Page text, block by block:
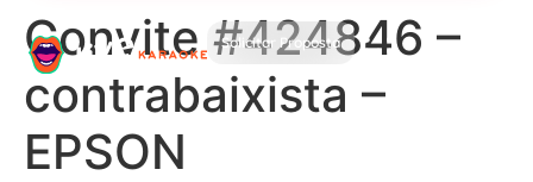
Solicitar Proposta
Convite #424846 –
contrabaixista –
EPSON